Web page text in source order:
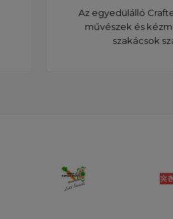
Az egyedülálló
művészek és
szakácsok